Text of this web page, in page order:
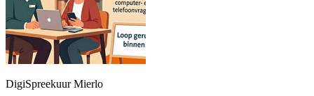
DigiSpreekuur Mierlo